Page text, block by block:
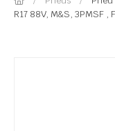
R17 88V, M&S, 3PMSF ,